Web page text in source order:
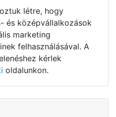
létre, hogy
és középvállalkozások
marketing
felhasználásával. A
kérlek
oldalunkon.